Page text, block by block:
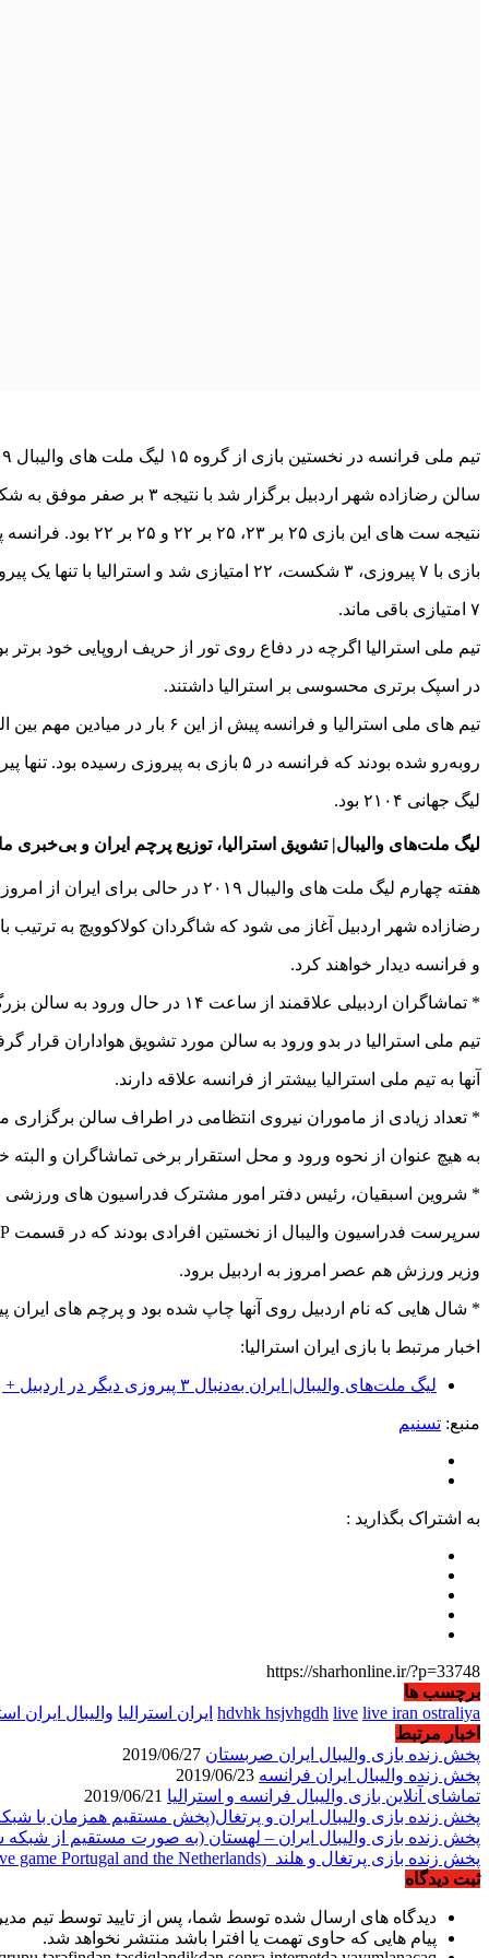
تیم ملی فرانسه در نخستین بازی از گروه ۱۵ لیگ ملت های والیبال ۲۰۱۹ که در
سالن رضازاده شهر اردبیل برگزار شد با نتیجه ۳ بر صفر موفق به شکست تیم ملی استرالیا شد.
نتیجه ست های این بازی ۲۵ بر ۲۳، ۲۵ بر ۲۲ و ۲۵ بر ۲۲ بود. فرانسه پس از این
بازی با ۷ پیروزی، ۳ شکست، ۲۲ امتیازی شد و استرالیا با تنها یک پیروزی و ۹ شکست،
۷ امتیازی باقی ماند.
تیم ملی استرالیا اگرچه در دفاع روی تور از حریف اروپایی خود برتر
در اسپک برتری محسوسی بر استرالیا داشتند.
تیم های ملی استرالیا و فرانسه پیش از این ۶ بار در میادین مهم بین المللی با یکدیگر
روبه‌رو شده بودند که فرانسه در ۵ بازی به پیروزی رسیده بود. تنها پیروزی استرالیا در
لیگ جهانی ۲۱۰۴ بود.
لیگ ملت‌های والیبال| تشویق استرالیا، توزیع پرچم ایران و بی‌خبری
هفته چهارم لیگ ملت های والیبال ۲۰۱۹ در حالی برای ایران از امروز در سالن حسین
رضازاده شهر اردبیل آغاز می شود که شاگردان کولاکوویچ به ترتیب با
و فرانسه دیدار خواهند کرد.
* تماشاگران اردبیلی علاقمند از ساعت ۱۴ در حال ورود به سالن بزرگ شهر اردبیل هستند.
تیم ملی استرالیا در بدو ورود به سالن مورد تشویق هواداران
آنها به تیم ملی استرالیا بیشتر از فرانسه علاقه دارند.
* تعداد زیادی از ماموران نیروی انتظامی در اطراف سالن
به هیچ عنوان از نحوه ورود و محل استقرار برخی تماشاگران و البته
* شروین اسبقیان، رئیس دفتر امور مشترک فدراسیون های ورزشی
سرپرست فدراسیون والیبال از نخستین افرادی بودند که در قسمت VIP حضور داشتند. قرار است
وزیر ورزش هم عصر امروز به اردبیل برود.
* شال هایی که نام اردبیل روی آنها چاپ شده بود و پرچم های ایران
اخبار مرتبط با بازی ایران استرالیا:
لیگ ملت‌های والیبال| ایران به‌دنبال ۳ پیروزی دیگر در اردبیل + برنامه و جدول
منبع: تسنیم
به اشتراک بگذارید :
https://sharhonline.ir/?p=33748
برچسب ها
hdvhk hsjvhgdh live live iran ostraliya ایران استرالیا والیبال ایران
اخبار مرتبط
پخش زنده بازی والیبال ایران صربستان
پخش زنده والیبال ایران فرانسه
تماشای آنلاین بازی والیبال فرانسه و استرالیا
پخش زنده بازی والیبال ایران و پرتغال(پخش مستقیم همزمان با
پخش زنده بازی والیبال ایران – لهستان (به صورت مستقیم از
پخش زنده بازی پرتغال و هلند_(Play live game Portugal and the Netherlands)
ثبت دیدگاه
دیدگاه های ارسال شده توسط شما، پس از تایید توسط تیم
پیام هایی که حاوی تهمت یا افترا باشد منتشر نخواهد شد.